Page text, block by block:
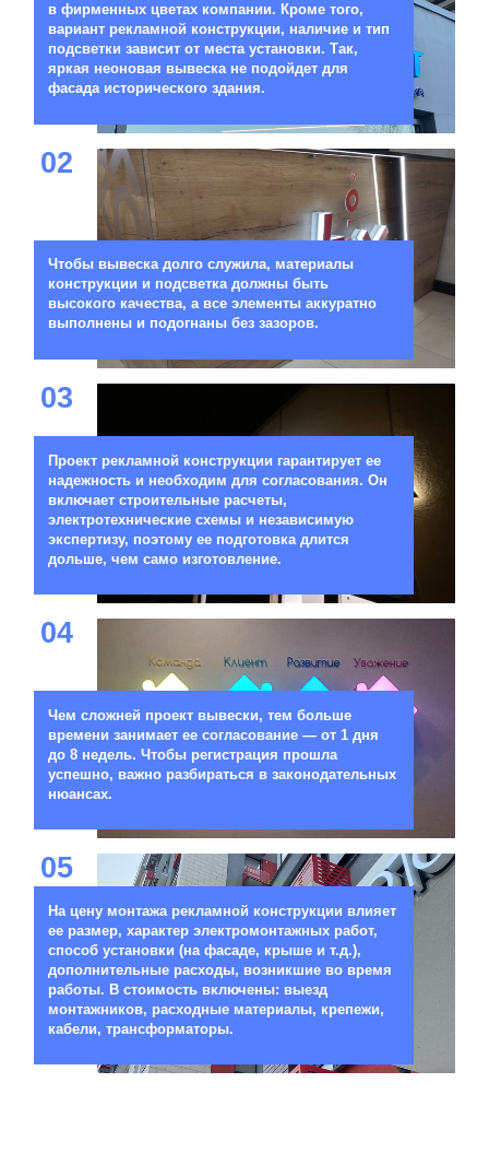
в фирменных цветах компании. Кроме того,
вариант рекламной конструкции, наличие и тип
подсветки зависит от места установки. Так,
яркая неоновая вывеска не подойдет для
фасада исторического здания.
02
Чтобы вывеска долго служила, материалы
конструкции и подсветка должны быть
высокого качества, а все элементы аккуратно
выполнены и подогнаны без зазоров.
03
Проект рекламной конструкции гарантирует ее
надежность и необходим для согласования. Он
включает строительные расчеты,
электротехнические схемы и независимую
экспертизу, поэтому ее подготовка длится
дольше, чем само изготовление.
04
Чем сложней проект вывески, тем больше
времени занимает ее согласование — от 1 дня
до 8 недель. Чтобы регистрация прошла
успешно, важно разбираться в законодательных
нюансах.
05
На цену монтажа рекламной конструкции влияет
ее размер, характер электромонтажных работ,
способ установки (на фасаде, крыше и т.д.),
дополнительные расходы, возникшие во время
работы. В стоимость включены: выезд
монтажников, расходные материалы, крепежи,
кабели, трансформаторы.